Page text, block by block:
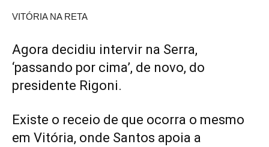
VITÓRIA NA RETA
Agora decidiu intervir na Serra,
‘passando por cima’, de novo, do
presidente Rigoni.
Existe o receio de que ocorra o mesmo
em Vitória, onde Santos apoia a